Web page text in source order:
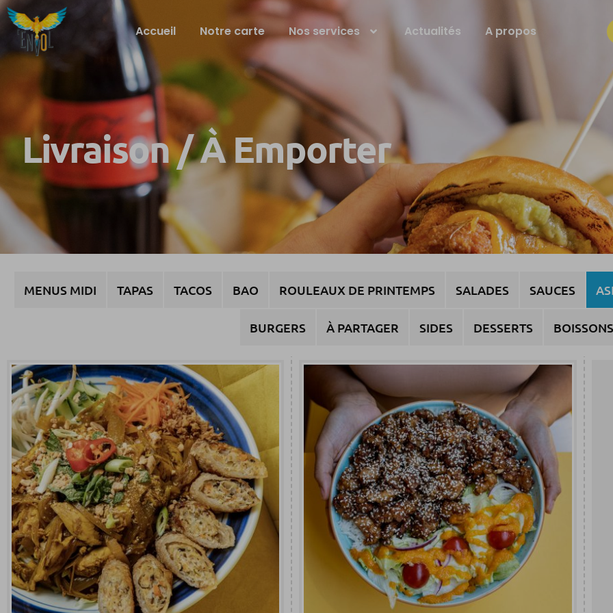
Accueil Notre carte Nos services Actualités A propos
Livraison / À Emporter
MENUS MIDI TAPAS TACOS BAO ROULEAUX DE PRINTEMPS SALADES SAUCES
BURGERS À PARTAGER SIDES DESSERTS BOISSONS